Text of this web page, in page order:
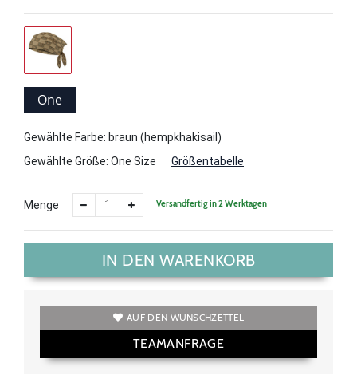
One
Gewählte Farbe: braun (hempkhakisail)
Gewählte Größe: One Size Größentabelle
Menge Versandfertig in 2 Werktagen
IN DEN WARENKORB
AUF DEN WUNSCHZETTEL
TEAMANFRAGE